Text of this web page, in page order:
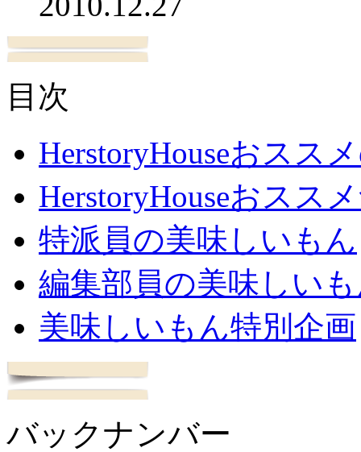
目次
HerstoryHouseおスス
HerstoryHouseおスス
特派員の美味しいもん
編集部員の美味しい
美味しいもん特別企画
バックナンバー